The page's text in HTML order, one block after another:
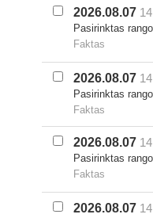
2026.08.07
Pasirinktas
Faktas
2026.08.07
Pasirinktas
Faktas
2026.08.07
Pasirinktas
Faktas
2026.08.07